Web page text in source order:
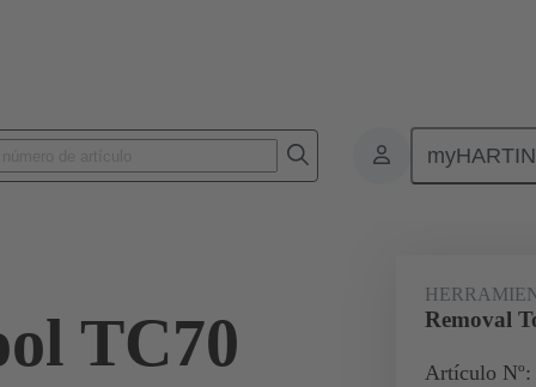
Herramientas de extracción 09 99 000 0015
TC70
Removal
Artículo Nº: